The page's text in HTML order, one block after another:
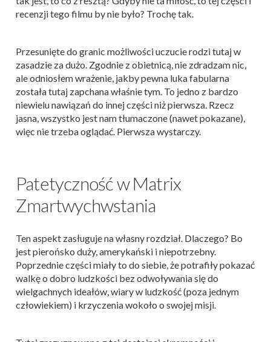
recenzji tego filmu by nie było? Trochę tak.
Przesunięte do granic możliwości uczucie rodzi tutaj w
zasadzie za dużo. Zgodnie z obietnicą, nie zdradzam nic,
ale odniosłem wrażenie, jakby pewna luka fabularna
została tutaj zapchana właśnie tym. To jedno z bardzo
niewielu nawiązań do innej części niż pierwsza. Rzecz
jasna, wszystko jest nam tłumaczone (nawet pokazane),
więc nie trzeba oglądać. Pierwsza wystarczy.
Patetyczność w Matrix
Zmartwychwstania
Ten aspekt zasługuje na własny rozdział. Dlaczego? Bo
jest pierońsko duży, amerykański i niepotrzebny.
Poprzednie części miały to do siebie, że potrafiły pokazać
walkę o dobro ludzkości bez odwoływania się do
wielgachnych ideałów, wiary w ludzkość (poza jednym
człowiekiem) i krzyczenia wokoło o swojej misji.